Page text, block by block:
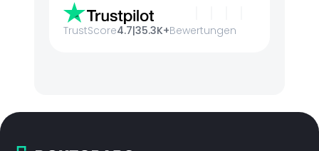
TrustScore4.7|35.3K+Bewertungen